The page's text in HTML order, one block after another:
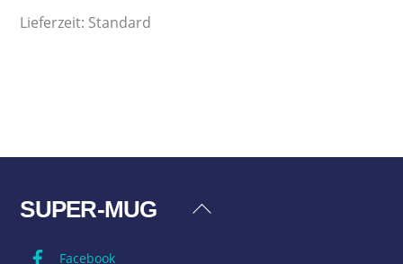
Lieferzeit: Standard
Back
SUPER-MUG
Facebook